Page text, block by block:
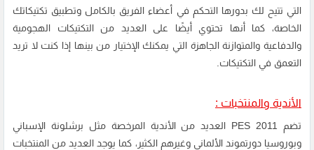
التي تتيح لك بدورها التحكم في أعضاء الفريق بالكامل وتطبيق تكتيكاتك
الخاصة، كما أنها تحتوي أيضًا على العديد من التكتيكات الهجومية
والدفاعية والمتوازنة الجاهزة التي يمكنك الإختيار من بينها إذا كنت لا تريد
التعمق في التكتيكات.
الأندية والمنتخبات :
تضم PES 2011 العديد من الأندية المرخصة مثل برشلونة الإسباني
وبوروسيا دورتموند الألماني وغيرهم الكثير، كما يوجد العديد من المنتخبات